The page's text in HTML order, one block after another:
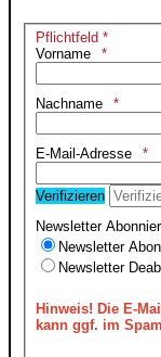
Pflichtfeld *
Vorname
Nachname
E-Mail-Adresse
Verifizieren
Newsletter
Newsletter
Newsletter
Hinweis! Die E-
kann ggf. im